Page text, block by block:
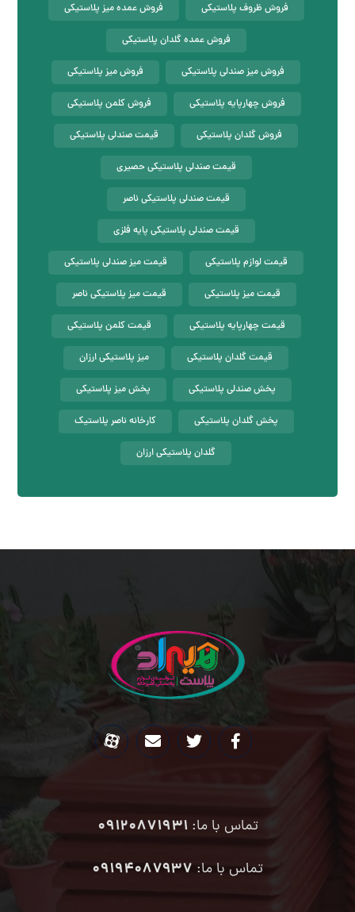
فروش ظروف پلاستیکی فروش عمده میز پلاستیکی
فروش عمده گلدان پلاستیکی
فروش میز صندلی پلاستیکی فروش میز پلاستیکی
فروش چهارپایه پلاستیکی فروش کلمن پلاستیکی
فروش گلدان پلاستیکی قیمت صندلی پلاستیکی
قیمت صندلی پلاستیکی حصیری
قیمت صندلی پلاستیکی ناصر
قیمت صندلی پلاستیکی پایه فلزی
قیمت لوازم پلاستیکی قیمت میز صندلی پلاستیکی
قیمت میز پلاستیکی قیمت میز پلاستیکی ناصر
قیمت چهارپایه پلاستیکی قیمت کلمن پلاستیکی
قیمت گلدان پلاستیکی میز پلاستیکی ارزان
پخش صندلی پلاستیکی پخش میز پلاستیکی
پخش گلدان پلاستیکی کارخانه ناصر پلاستیک
گلدان پلاستیکی ارزان
تماس با ما:09120871931
تماس با ما: ۰۹۱۹۴۰۸۷۹۳۷